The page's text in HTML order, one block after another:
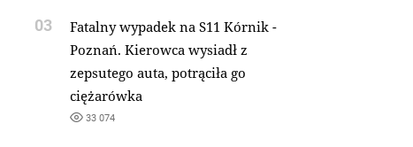
03
Fatalny wypadek na S11 Kórnik -
Poznań. Kierowca wysiadł z
zepsutego auta, potrąciła go
ciężarówka
33 074